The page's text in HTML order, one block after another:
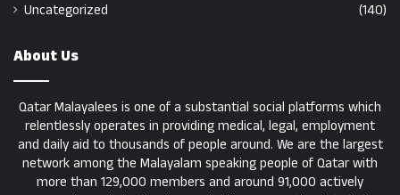
Uncategorized
(140)
About Us
Qatar Malayalees is one of a substantial social platforms which
relentlessly operates in providing medical, legal, employment
and daily aid to thousands of people around. We are the largest
network among the Malayalam speaking people of Qatar with
more than 129,000 members and around 91,000 actively